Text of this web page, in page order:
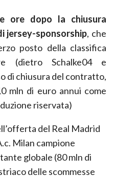
ore dopo la chiusura
jersey-sponsorship, che
posto della classifica
(dietro Schalke04 e
di chiusura del contratto,
mln di euro annui come
riservata)
del Real Madrid
Milan campione
globale (80 mln di
delle scommesse